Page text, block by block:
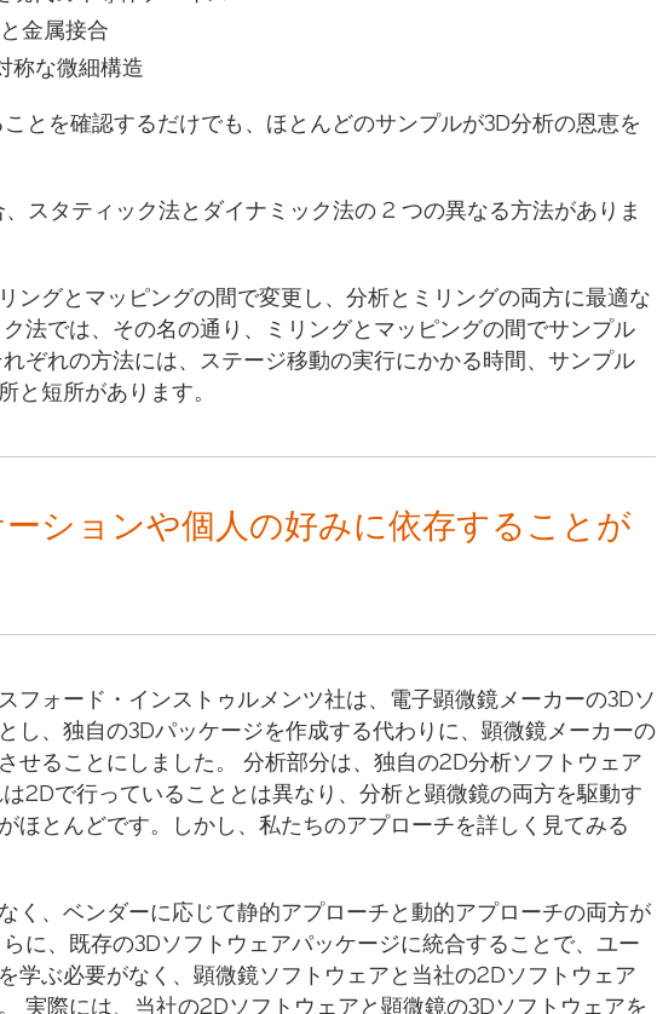
金属接合
称な微細構造
とを確認するだけでも、ほとんどのサンプルが3D分析の恩恵を
スタティック法とダイナミック法の 2 つの異なる方法がありま
ングとマッピングの間で変更し、分析とミリングの両方に最適な
法では、その名の通り、ミリングとマッピングの間でサンプル
ぞれの方法には、ステージ移動の実行にかかる時間、サンプル
と短所があります。
ションや個人の好みに依存することが
フォード・インストゥルメンツ社は、電子顕微鏡メーカーの3Dソ
し、独自の3Dパッケージを作成する代わりに、顕微鏡メーカーの
せることにしました。 分析部分は、独自の2D分析ソフトウェア
2Dで行っていることとは異なり、分析と顕微鏡の両方を駆動す
ほとんどです。しかし、私たちのアプローチを詳しく見てみる
く、ベンダーに応じて静的アプローチと動的アプローチの両方が
に、既存の3Dソフトウェアパッケージに統合することで、ユー
学ぶ必要がなく、顕微鏡ソフトウェアと当社の2Dソフトウェア
実際には、当社の2Dソフトウェアと顕微鏡の3Dソフトウェアを